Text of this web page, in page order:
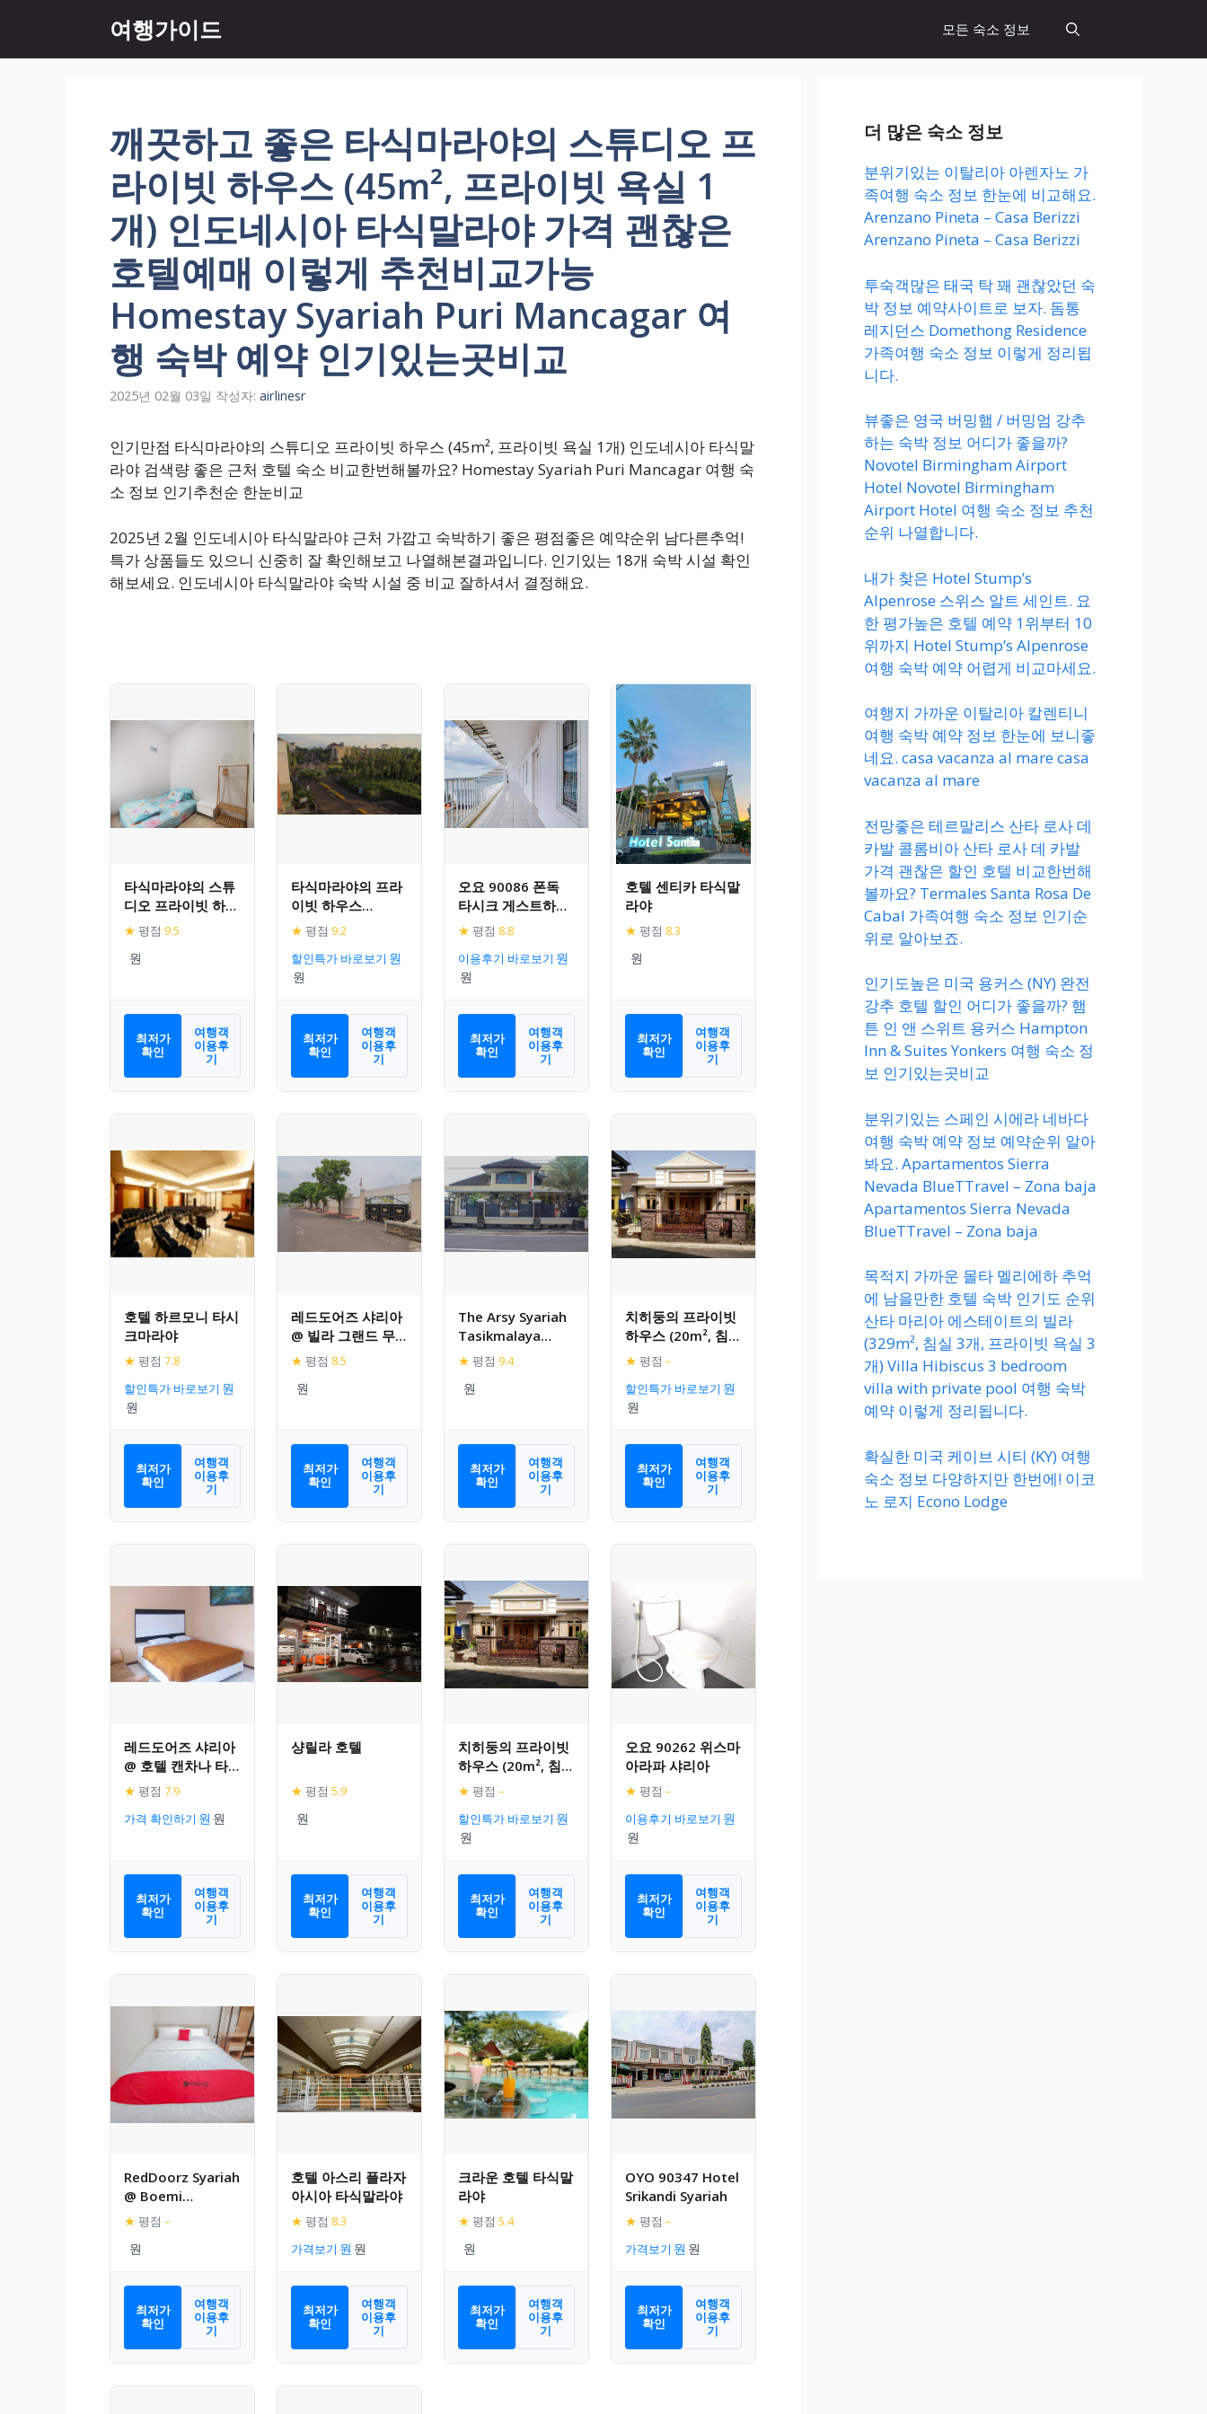
츠
여행가이드 모든 숙소 정보
깨끗하고 좋은 타식마라야의 스튜디오 프
라이빗 하우스 (45m², 프라이빗 욕실 1
개) 인도네시아 타식말라야 가격 괜찮은
호텔예매 이렇게 추천비교가능
Homestay Syariah Puri Mancagar 여
행 숙박 예약 인기있는곳비교
2025년 02월 03일 작성자: airlinesr
인기만점 타식마라야의 스튜디오 프라이빗 하우스 (45m², 프라이빗 욕실 1개) 인도네시아 타식말
라야 검색량 좋은 근처 호텔 숙소 비교한번해볼까요? Homestay Syariah Puri Mancagar 여행 숙
소 정보 인기추천순 한눈비교
2025년 2월 인도네시아 타식말라야 근처 가깝고 숙박하기 좋은 평점좋은 예약순위 남다른추억!
특가 상품들도 있으니 신중히 잘 확인해보고 나열해본결과입니다. 인기있는 18개 숙박 시설 확인
해보세요. 인도네시아 타식말라야 숙박 시설 중 비교 잘하셔서 결정해요.
타식마라야의 스튜
디오 프라이빗 하우
스 (45m², 프라이빗
욕실 1개)
★ 평점 9.5
최저가
확인
여행객
이용후
기
타식마라야의 프라
이빗 하우스
(111m², 침실 2개,
프라이빗 욕실 1개)
★ 평점 9.2
할인특가 바로보기
최저가
확인
여행객
이용후
기
오요 90086 폰독
타시크 게스트하우
스
★ 평점 8.8
이용후기 바로보기
최저가
확인
여행객
이용후
기
호텔 센티카 타식말
라야
★ 평점 8.3
최저가
확인
여행객
이용후
기
호텔 하르모니 타시
크마라야
★ 평점 7.8
할인특가 바로보기
최저가
확인
여행객
이용후
기
레드도어즈 샤리아
@ 빌라 그랜드 무
티아라 타식말라야
★ 평점 8.5
최저가
확인
여행객
이용후
기
The Arsy Syariah
Tasikmalaya
RedPartner
★ 평점 9.4
최저가
확인
여행객
이용후
기
치히둥의 프라이빗
하우스 (20m², 침실
1개, 프라이빗 욕실
1개)
★ 평점 –
할인특가 바로보기
최저가
확인
여행객
이용후
기
레드도어즈 샤리아
@ 호텔 캔차나 타
식말라야
★ 평점 7.9
가격 확인하기
최저가
확인
여행객
이용후
기
샹릴라 호텔
★ 평점 5.9
최저가
확인
여행객
이용후
기
치히둥의 프라이빗
하우스 (20m², 침실
1개, 프라이빗 욕실
1개)
★ 평점 –
할인특가 바로보기
최저가
확인
여행객
이용후
기
오요 90262 위스마
아라파 샤리아
★ 평점 –
이용후기 바로보기
최저가
확인
여행객
이용후
기
RedDoorz Syariah
@ Boemi
Guesthouse
Tasikmalaya
★ 평점 –
최저가
확인
여행객
이용후
기
호텔 아스리 플라자
아시아 타식말라야
★ 평점 8.3
가격보기
최저가
확인
여행객
이용후
기
크라운 호텔 타식말
라야
★ 평점 5.4
최저가
확인
여행객
이용후
기
OYO 90347 Hotel
Srikandi Syariah
★ 평점 –
가격보기
최저가
확인
여행객
이용후
기
더 많은 숙소 정보
분위기있는 이탈리아 아렌자노 가
족여행 숙소 정보 한눈에 비교해요.
Arenzano Pineta – Casa Berizzi
Arenzano Pineta – Casa Berizzi
투숙객많은 태국 탁 꽤 괜찮았던 숙
박 정보 예약사이트로 보자. 돔통
레지던스 Domethong Residence
가족여행 숙소 정보 이렇게 정리됩
니다.
뷰좋은 영국 버밍햄 / 버밍엄 강추
하는 숙박 정보 어디가 좋을까?
Novotel Birmingham Airport
Hotel Novotel Birmingham
Airport Hotel 여행 숙소 정보 추천
순위 나열합니다.
내가 찾은 Hotel Stump’s
Alpenrose 스위스 알트 세인트. 요
한 평가높은 호텔 예약 1위부터 10
위까지 Hotel Stump’s Alpenrose
여행 숙박 예약 어렵게 비교마세요.
여행지 가까운 이탈리아 칼렌티니
여행 숙박 예약 정보 한눈에 보니좋
네요. casa vacanza al mare casa
vacanza al mare
전망좋은 테르말리스 산타 로사 데
카발 콜롬비아 산타 로사 데 카발
가격 괜찮은 할인 호텔 비교한번해
볼까요? Termales Santa Rosa De
Cabal 가족여행 숙소 정보 인기순
위로 알아보죠.
인기도높은 미국 용커스 (NY) 완전
강추 호텔 할인 어디가 좋을까? 햄
튼 인 앤 스위트 용커스 Hampton
Inn & Suites Yonkers 여행 숙소 정
보 인기있는곳비교
분위기있는 스페인 시에라 네바다
여행 숙박 예약 정보 예약순위 알아
봐요. Apartamentos Sierra
Nevada BlueTTravel – Zona baja
Apartamentos Sierra Nevada
BlueTTravel – Zona baja
목적지 가까운 몰타 멜리에하 추억
에 남을만한 호텔 숙박 인기도 순위
산타 마리아 에스테이트의 빌라
(329m², 침실 3개, 프라이빗 욕실 3
개) Villa Hibiscus 3 bedroom
villa with private pool 여행 숙박
예약 이렇게 정리됩니다.
확실한 미국 케이브 시티 (KY) 여행
숙소 정보 다양하지만 한번에! 이코
노 로지 Econo Lodge